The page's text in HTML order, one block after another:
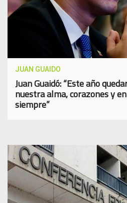
JUAN GUAIDO
Juan Guaidó: “Este año
nuestra alma, corazones y
siempre”